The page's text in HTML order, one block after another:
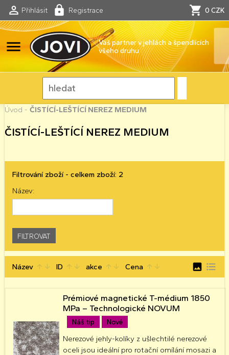
Přihlásit Registrace 0 CZK
menu
Váš partner v jehlách a špendlících
všeho druhu
Úvod - ČISTÍCÍ-LEŠTÍCÍ NEREZ MEDIUM
ČISTÍCÍ-LEŠTÍCÍ NEREZ MEDIUM
Filtrování zboží - celkem zboží: 2
Název:
Název arrow_upward arrow_downward ID arrow_upward arrow_downward akce arrow_upward arrow_downward Cena arrow_upward arrow_downward image format_list_bulleted
Náš tip Nové
Prémiové magnetické T-médium 1850
MPa – Technologické NOVUM
Nerezové jehly-kolíky z ušlechtilé nerezové
oceli jsou ideální pro rotační omílání mosazi a